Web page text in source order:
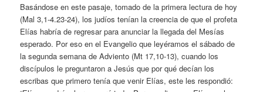
Basándose en este pasaje, tomado de la primera lectura de hoy
(Mal 3,1-4.23-24), los judíos tenían la creencia de que el profeta
Elías habría de regresar para anunciar la llegada del Mesías
esperado. Por eso en el Evangelio que leyéramos el sábado de
la segunda semana de Adviento (Mt 17,10-13), cuando los
discípulos le preguntaron a Jesús que por qué decían los
escribas que primero tenía que venir Elías, este les respondió: